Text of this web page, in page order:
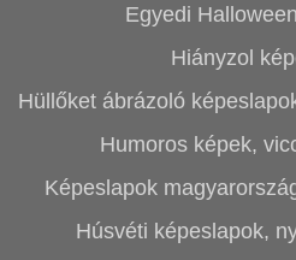
Egyedi
Hiányzol
Hüllőket ábrázoló
Humoros képek,
Képeslapok
Húsvéti képeslapok,